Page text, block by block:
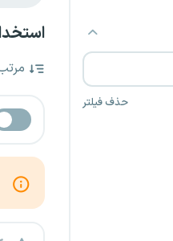
حذف فیلتر